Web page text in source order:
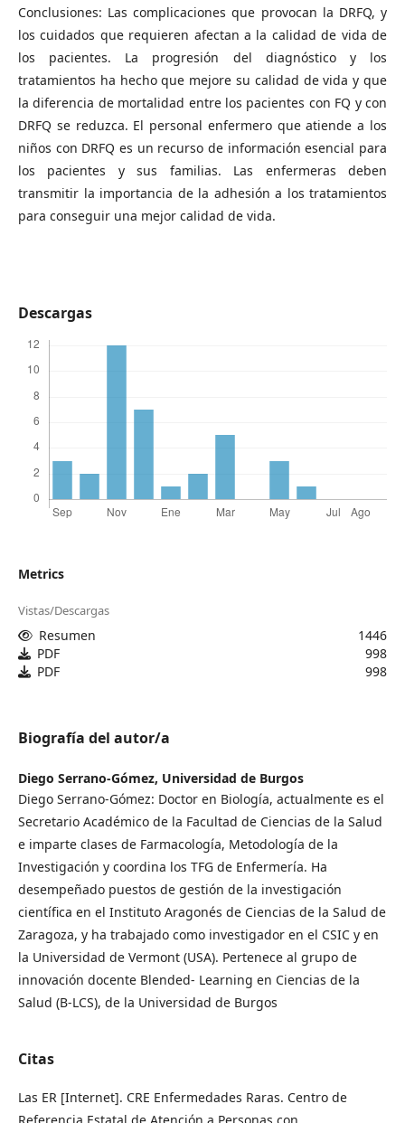
Conclusiones: Las complicaciones que provocan la DRFQ, y
los cuidados que requieren afectan a la calidad de vida de
los pacientes. La progresión del diagnóstico y los
tratamientos ha hecho que mejore su calidad de vida y que
la diferencia de mortalidad entre los pacientes con FQ y con
DRFQ se reduzca. El personal enfermero que atiende a los
niños con DRFQ es un recurso de información esencial para
los pacientes y sus familias. Las enfermeras deben
transmitir la importancia de la adhesión a los tratamientos
para conseguir una mejor calidad de vida.
Descargas
Metrics
Vistas/Descargas
Resumen
1446
PDF
998
PDF
998
Biografía del autor/a
Diego Serrano-Gómez, Universidad de Burgos
Diego Serrano-Gómez: Doctor en Biología, actualmente es el
Secretario Académico de la Facultad de Ciencias de la Salud
e imparte clases de Farmacología, Metodología de la
Investigación y coordina los TFG de Enfermería. Ha
desempeñado puestos de gestión de la investigación
científica en el Instituto Aragonés de Ciencias de la Salud de
Zaragoza, y ha trabajado como investigador en el CSIC y en
la Universidad de Vermont (USA). Pertenece al grupo de
innovación docente Blended- Learning en Ciencias de la
Salud (B-LCS), de la Universidad de Burgos
Citas
Las ER [Internet]. CRE Enfermedades Raras. Centro de